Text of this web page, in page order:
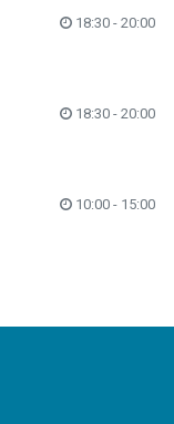
18:30 - 20:00
18:30 - 20:00
10:00 - 15:00